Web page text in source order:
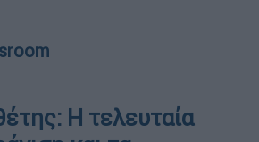
Η τελευταία